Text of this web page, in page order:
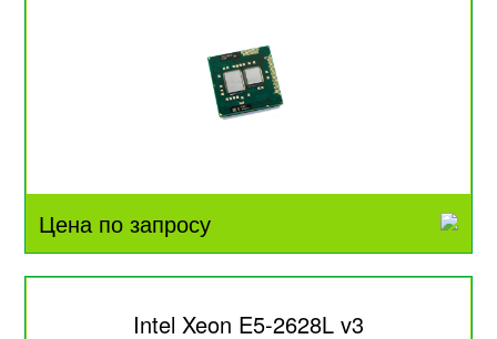
Цена по запросу
Intel Xeon E5-2628L v3